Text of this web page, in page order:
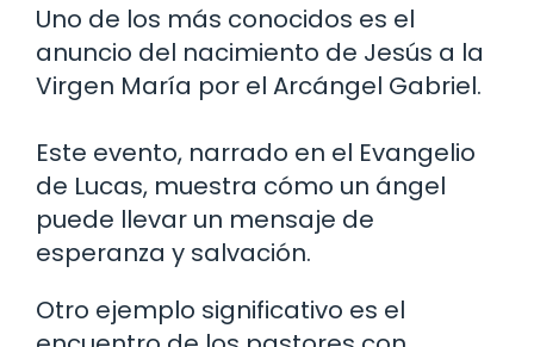
Uno de los más conocidos es el
anuncio del nacimiento de Jesús a la
Virgen María por el Arcángel Gabriel.
Este evento, narrado en el Evangelio
de Lucas, muestra cómo un ángel
puede llevar un mensaje de
esperanza y salvación.
Otro ejemplo significativo es el